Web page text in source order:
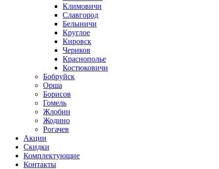
Климовичи
Славгород
Белыничи
Круглое
Кировск
Чериков
Краснополье
Костюковичи
Бобруйск
Орша
Борисов
Гомель
Жлобин
Жодино
Рогачев
Акции
Скидки
Комплектующие
Контакты